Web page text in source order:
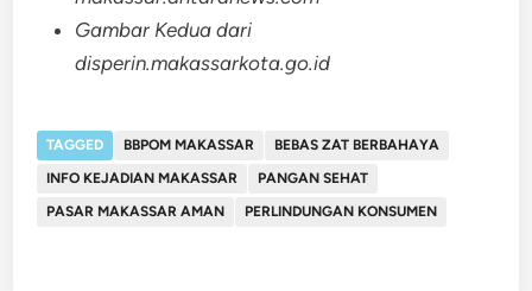
Gambar Kedua dari
disperin.makassarkota.go.id
TAGGED BBPOM MAKASSAR
BEBAS ZAT BERBAHAYA
INFO KEJADIAN MAKASSAR
PANGAN SEHAT
PASAR MAKASSAR AMAN
PERLINDUNGAN KONSUMEN